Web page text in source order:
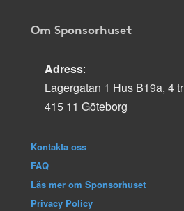
Om Sponsorhuset
Adress:
Lagergatan 1 Hus B19a, 4 tr
415 11 Göteborg
Kontakta oss
FAQ
Läs mer om Sponsorhuset
Privacy Policy